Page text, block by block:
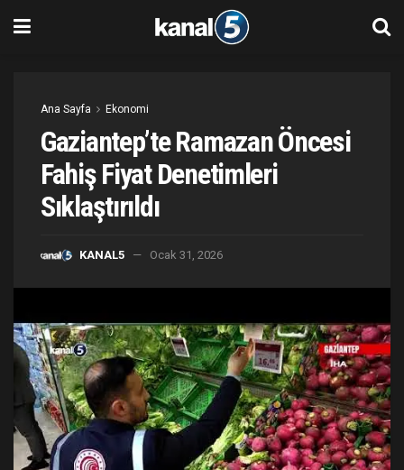
Ana Sayfa Ekonomi
Gaziantep’te Ramazan Öncesi
Fahiş Fiyat Denetimleri
Sıklaştırıldı
KANAL5 Ocak 31, 2026